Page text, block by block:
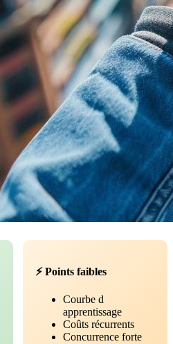
⚡ Points faibles
Courbe d
apprentissage
Coûts récurrents
Concurrence forte